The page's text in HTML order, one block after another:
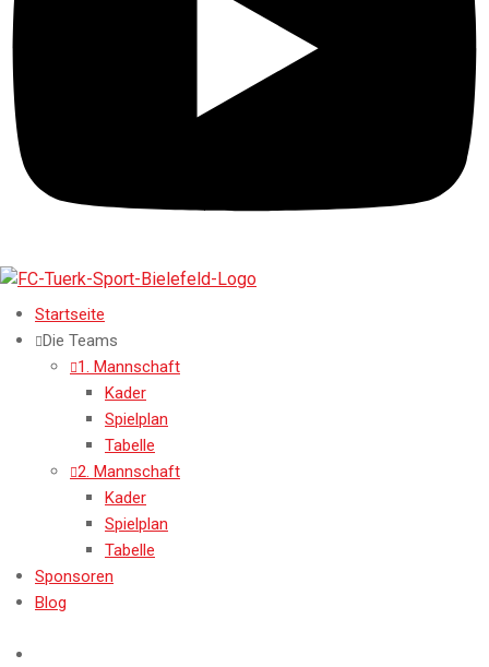
Startseite
Die Teams
1. Mannschaft
Kader
Spielplan
Tabelle
2. Mannschaft
Kader
Spielplan
Tabelle
Sponsoren
Blog